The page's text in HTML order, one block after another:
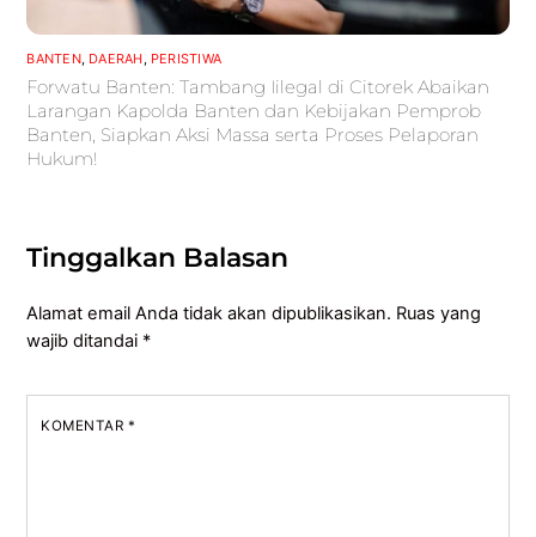
BANTEN, DAERAH PERISTIWA
Forwatu Banten: Tambang Iilegal di Citorek Abaikan
Larangan Kapolda Banten dan Kebijakan Pemprob
Banten, Siapkan Aksi Massa serta Proses Pelaporan
Hukum!
Tinggalkan Balasan
Alamat email Anda tidak akan dipublikasikan. Ruas yang
wajib ditandai *
KOMENTAR *